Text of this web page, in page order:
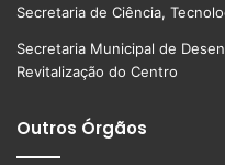
Secretaria de Ciência,
Secretaria Municipal de
Revitalização do Centro
Outros Órgãos